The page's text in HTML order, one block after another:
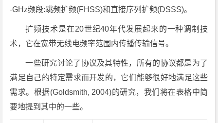
-GHz频段:跳频扩频(FHSS)和直接序列扩频(DSSS)。
扩频技术是在20世纪40年代发展起来的一种调制技
术，它在宽带无线电频率范围内传播传输信号。
一些研究讨论了协议及其特性，所有的协议都是为了
满足自己的特定需求而开发的，它们能够很好地满足这些
需求。根据(Goldsmith, 2004)的研究，我们将在表格中简
要地提到其中的一些。